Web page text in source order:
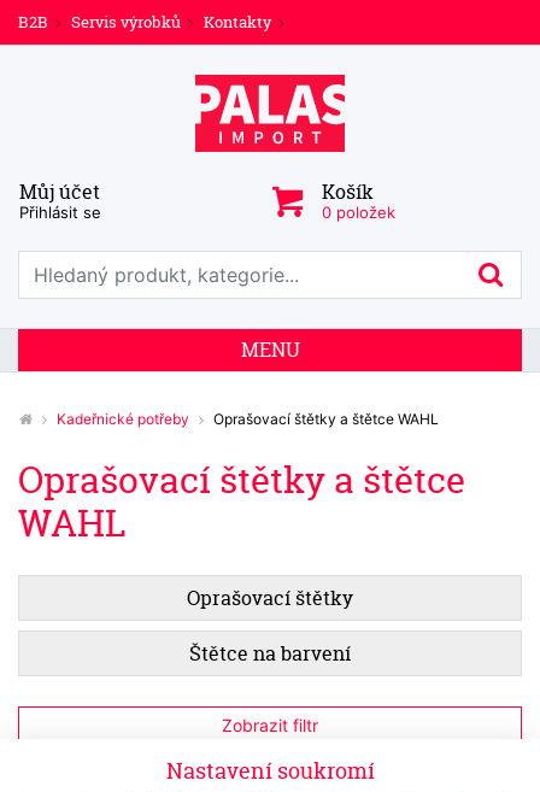
Nastavení soukromí
B2B Servis výrobků Kontakty
Můj účet
Přihlásit se
Košík
0 položek
Prohledat web
MENU
Kadeřnické potřeby Oprašovací štětky a štětce WAHL
Oprašovací štětky a štětce
WAHL
Oprašovací štětky
Štětce na barvení
Zobrazit filtr